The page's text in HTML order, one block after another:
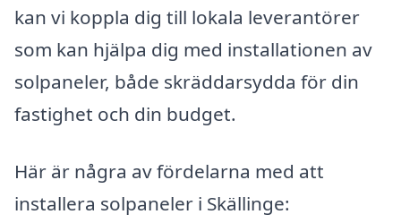
kan vi koppla dig till lokala leverantörer
som kan hjälpa dig med installationen av
solpaneler, både skräddarsydda för din
fastighet och din budget.
Här är några av fördelarna med att
installera solpaneler i Skällinge: